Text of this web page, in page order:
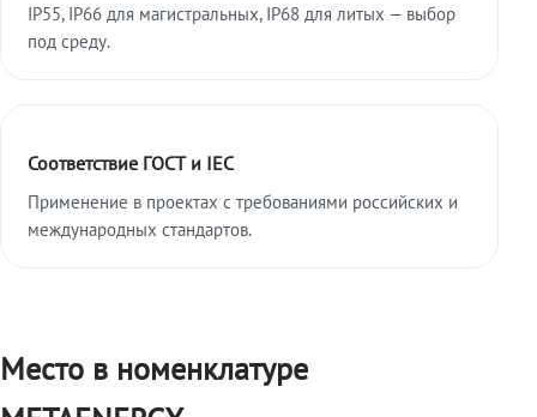
IP55, IP66 для магистральных, IP68 для литых — выбор
под среду.
Соответствие ГОСТ и IEC
Применение в проектах с требованиями российских и
международных стандартов.
Место в номенклатуре